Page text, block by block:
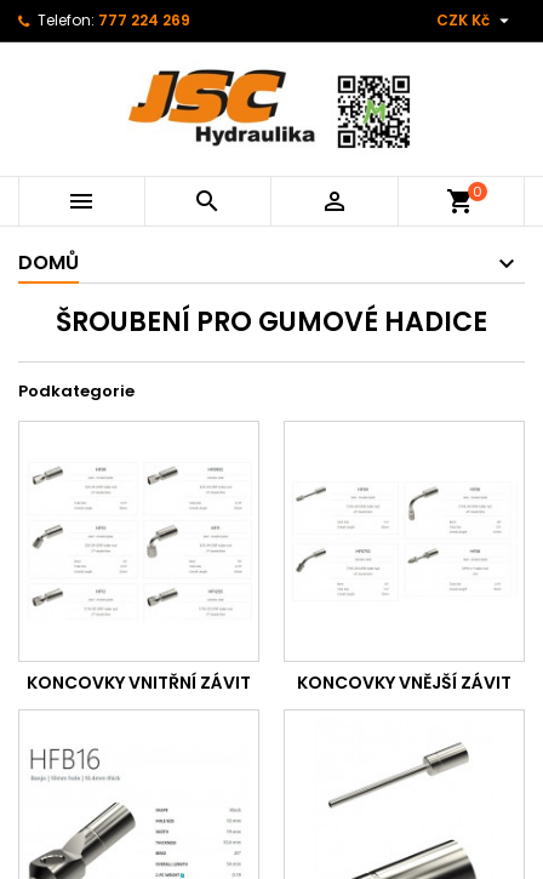
Telefon: 777 224 269 CZK Kč 
   shopping_cart0
DOMŮ
ŠROUBENÍ PRO GUMOVÉ HADICE
Podkategorie
KONCOVKY VNITŘNÍ ZÁVIT KONCOVKY VNĚJŠÍ ZÁVIT